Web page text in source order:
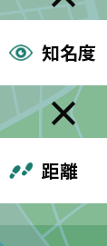
知名度
×
距離